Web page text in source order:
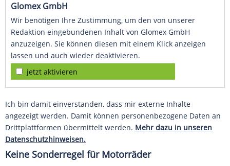
Glomex GmbH
Wir benötigen Ihre Zustimmung, um den von unserer
Redaktion eingebundenen Inhalt von Glomex GmbH
anzuzeigen. Sie können diesen mit einem Klick anzeigen
lassen und auch wieder deaktivieren.
jetzt aktivieren
Ich bin damit einverstanden, dass mir externe Inhalte
angezeigt werden. Damit können personenbezogene Daten an
Drittplattformen übermittelt werden. Mehr dazu in unseren
Datenschutzhinweisen.
Keine Sonderregel für Motorräder